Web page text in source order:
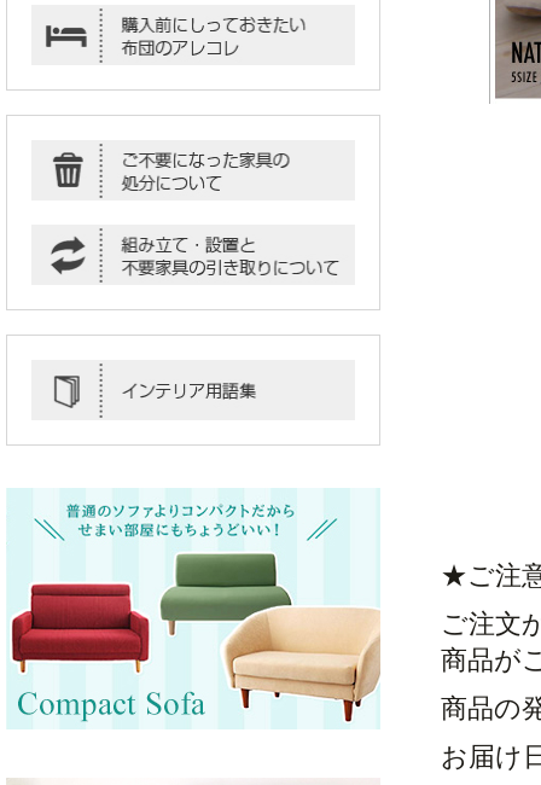
★ご注
ご注文
商品が
商品の
お届け